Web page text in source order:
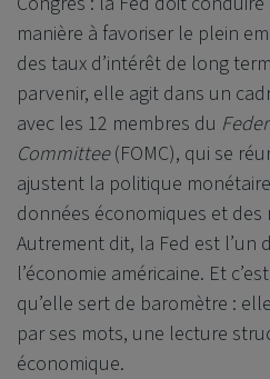
manière à favoriser le plein
des taux d’intérêt de long
parvenir, elle agit dans un
avec les 12 membres du
Committee(FOMC), qui se
ajustent la politique
données économiques et des
Autrement dit, la Fed est l’un
l’économie américaine. Et
qu’elle sert de baromètre :
par ses mots, une lecture
économique.